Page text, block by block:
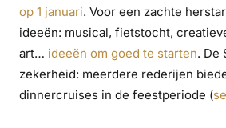
op 1 januari. Voor een zachte
ideeën: musical, fietstocht,
art… ideeën om goed te starten. De
zekerheid: meerdere rederijen
dinnercruises in de feestperiode (